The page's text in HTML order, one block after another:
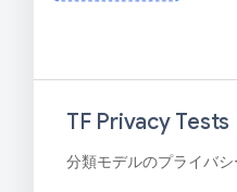
TF Privacy Tests
分類モデルのプライバシ